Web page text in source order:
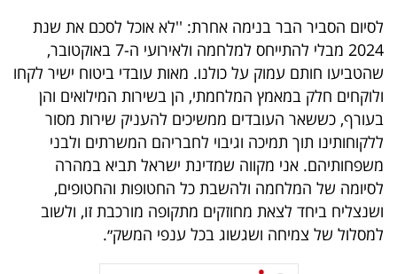
לסיום הסביר הבר בנימה אחרת: ''לא אוכל לסכם את שנת
2024 מבלי להתייחס למלחמה ולאירועי ה-7 באוקטובר,
שהטביעו חותם עמוק על כולנו. מאות עובדי ביטוח ישיר לקחו
ולוקחים חלק במאמץ המלחמתי, הן בשירות המילואים והן
בעורף, כששאר העובדים ממשיכים להעניק שירות מסור
ללקוחותינו תוך תמיכה וגיבוי לחבריהם המשרתים ולבני
משפחותיהם. אני מקווה שמדינת ישראל תביא במהרה
לסיומה של המלחמה ולהשבת כל החטופות והחטופים,
ושנצליח ביחד לצאת מחוזקים מתקופה מורכבת זו, ולשוב
למסלול של צמיחה ושגשוג בכל ענפי המשק״.